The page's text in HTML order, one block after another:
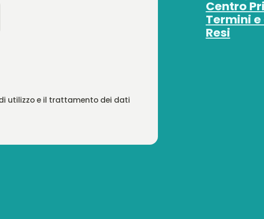
utilizzo e il trattamento dei dati
Centro
Termini
Resi